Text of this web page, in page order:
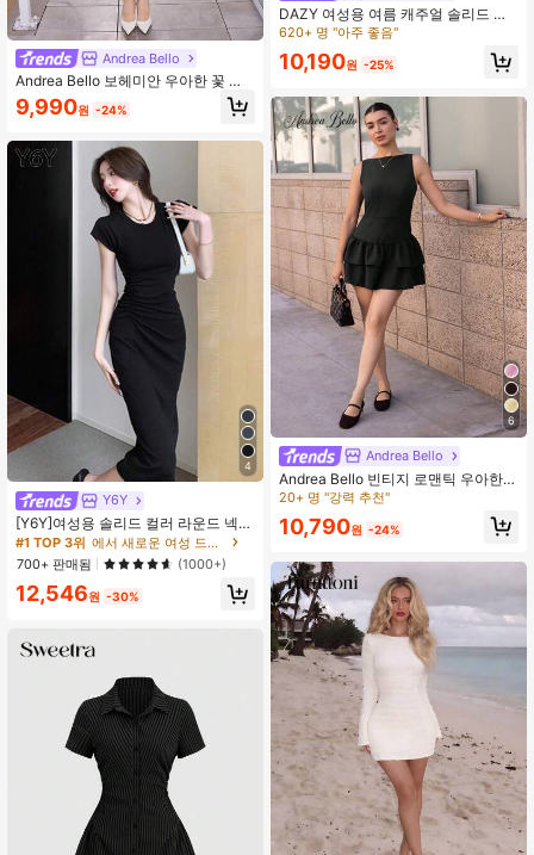
Andrea Bello
Andrea Bello 보헤미안 우아한 꽃 프
린트 민소매 허리 조임 미니 드레스,
프랑스 스타일 졸업식 여름 의상, 봄/
9,990원 -24%
4
Y6Y
[Y6Y]여성용 솔리드 컬러 라운드 넥
돌만 슬리브 러쉬드 허리 롱 드레스,
여름 여성 의상 베이스 레이어 고급 반
팔 슬림핏 블랙
#1 TOP 3위
에서 새로운 여성 드레스
80+ 명 "트렌디"
#1 TOP 3위
에서 새로운 여성 드레스
80+ 명 "트렌디"
#1 TOP 3위
에서 새로운 여성 드레스
80+ 명 "트렌디"
#1 TOP 3위
에서 새로운 여성 드레스
80+ 명 "트렌디"
700+ 판매됨 (1000+)
12,546원 -30%
DAZY 여성용 여름 캐주얼 솔리드 컬
러 앞면 버튼 보디콘 반팔 드레스 선드
620+ 명 "아주 좋음"
10,190원 -25%
6
Andrea Bello
Andrea Bello 빈티지 로맨틱 우아한
장난스러운 귀여운 달콤한 보헤미안
민소매 A라인 더블 레이어 러플 미니
20+ 명 "강력 추천"
10,790원 -24%